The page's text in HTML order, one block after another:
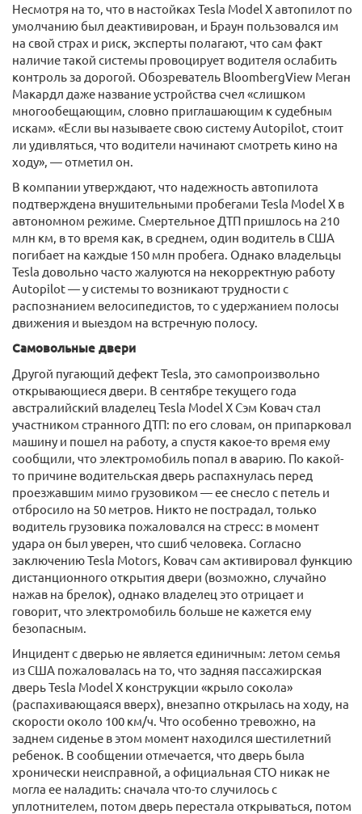
Несмотря на то, что в настойках Tesla Model X автопилот по
умолчанию был деактивирован, и Браун пользовался им
на свой страх и риск, эксперты полагают, что сам факт
наличие такой системы провоцирует водителя ослабить
контроль за дорогой. Обозреватель BloombergView Меган
Макардл даже название устройства счел «слишком
многообещающим, словно приглашающим к судебным
искам». «Если вы называете свою систему Autopilot, стоит
ли удивляться, что водители начинают смотреть кино на
ходу», — отметил он.
В компании утверждают, что надежность автопилота
подтверждена внушительными пробегами Tesla Model X в
автономном режиме. Смертельное ДТП пришлось на 210
млн км, в то время как, в среднем, один водитель в США
погибает на каждые 150 млн пробега. Однако владельцы
Tesla довольно часто жалуются на некорректную работу
Autopilot — у системы то возникают трудности с
распознанием велосипедистов, то с удержанием полосы
движения и выездом на встречную полосу.
Самовольные двери
Другой пугающий дефект Tesla, это самопроизвольно
открывающиеся двери. В сентябре текущего года
австралийский владелец Tesla Model X Сэм Ковач стал
участником странного ДТП: по его словам, он припарковал
машину и пошел на работу, а спустя какое-то время ему
сообщили, что электромобиль попал в аварию. По какой-
то причине водительская дверь распахнулась перед
проезжавшим мимо грузовиком — ее снесло с петель и
отбросило на 50 метров. Никто не пострадал, только
водитель грузовика пожаловался на стресс: в момент
удара он был уверен, что сшиб человека. Согласно
заключению Tesla Motors, Ковач сам активировал функцию
дистанционного открытия двери (возможно, случайно
нажав на брелок), однако владелец это отрицает и
говорит, что электромобиль больше не кажется ему
безопасным.
Инцидент с дверью не является единичным: летом семья
из США пожаловалась на то, что задняя пассажирская
дверь Tesla Model X конструкции «крыло сокола»
(распахивающаяся вверх), внезапно открылась на ходу, на
скорости около 100 км/ч. Что особенно тревожно, на
заднем сиденье в этом момент находился шестилетний
ребенок. В сообщении отмечается, что дверь была
хронически неисправной, а официальная СТО никак не
могла ее наладить: сначала что-то случилось с
уплотнителем, потом дверь перестала открываться, потом